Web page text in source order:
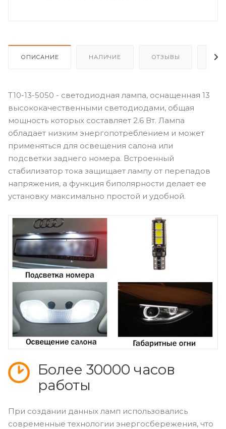
ОПИСАНИЕ НАЛИЧИЕ ОТЗЫВЫ
T10-13-5050 - светодиодная лампа, оснащенная 13
высококачественными светодиодами, общая
мощность которых составляет 2.6 Вт. Лампа
обладает низким энергопотреблением и может
применяться для освещения салона или
подсветки заднего номера. Встроенный
стабилизатор тока защищает лампу от перепадов
напряжения, а функция биполярности делает ее
установку максимально простой и удобной.
Более 30000 часов
работы
При создании данных ламп использовались
современные технологии энергосбережения, что